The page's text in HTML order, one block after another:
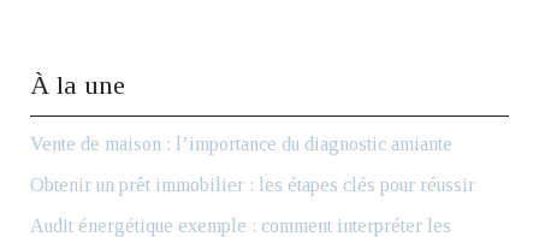
À la une
Vente de maison : l’importance du diagnostic amiante
Obtenir un prêt immobilier : les étapes clés pour réussir
Audit énergétique exemple : comment interpréter les